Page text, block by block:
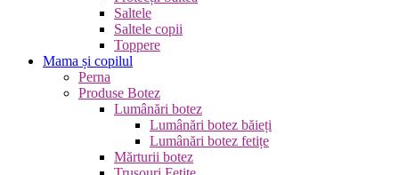
Saltele
Saltele copii
Toppere
Mama și copilul
Perna
Produse Botez
Lumânări botez
Lumânări botez băieți
Lumânări botez fetițe
Mărturii botez